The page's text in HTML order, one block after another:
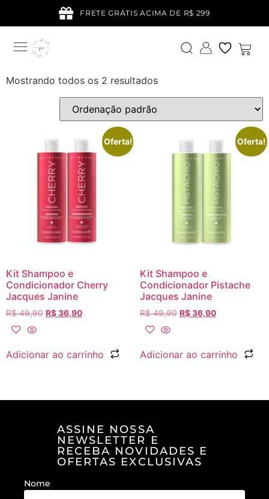
FRETE GRÁTIS ACIMA DE R$ 299
Mostrando todos os 2 resultados
Oferta!
Kit Shampoo e
Condicionador Cherry
Jacques Janine
R$49,90 R$36,90
Adicionar ao carrinho
Oferta!
Kit Shampoo e
Condicionador Pistache
Jacques Janine
R$49,90 R$36,90
Adicionar ao carrinho
ASSINE NOSSA
NEWSLETTER E
RECEBA NOVIDADES E
OFERTAS EXCLUSIVAS
Nome